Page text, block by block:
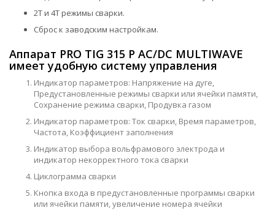
2Т и 4Т режимы сварки.
Сброс к заводским настройкам.
Аппарат PRO TIG 315 P AC/DC MULTIWAVE
имеет удобную систему управления
Индикатор параметров: Напряжение на дуге,
Предустановленные режимы сварки или ячейки памяти,
Сохранение режима сварки, Продувка газом
Индикатор параметров: Ток сварки, Время параметров,
Частота, Коэффициент заполнения
Индикатор выбора вольфрамового электрода и
индикатор некорректного тока сварки
Циклограмма сварки
Кнопка входа в предустановленные программы сварки
или ячейки памяти, увеличение номера ячейки